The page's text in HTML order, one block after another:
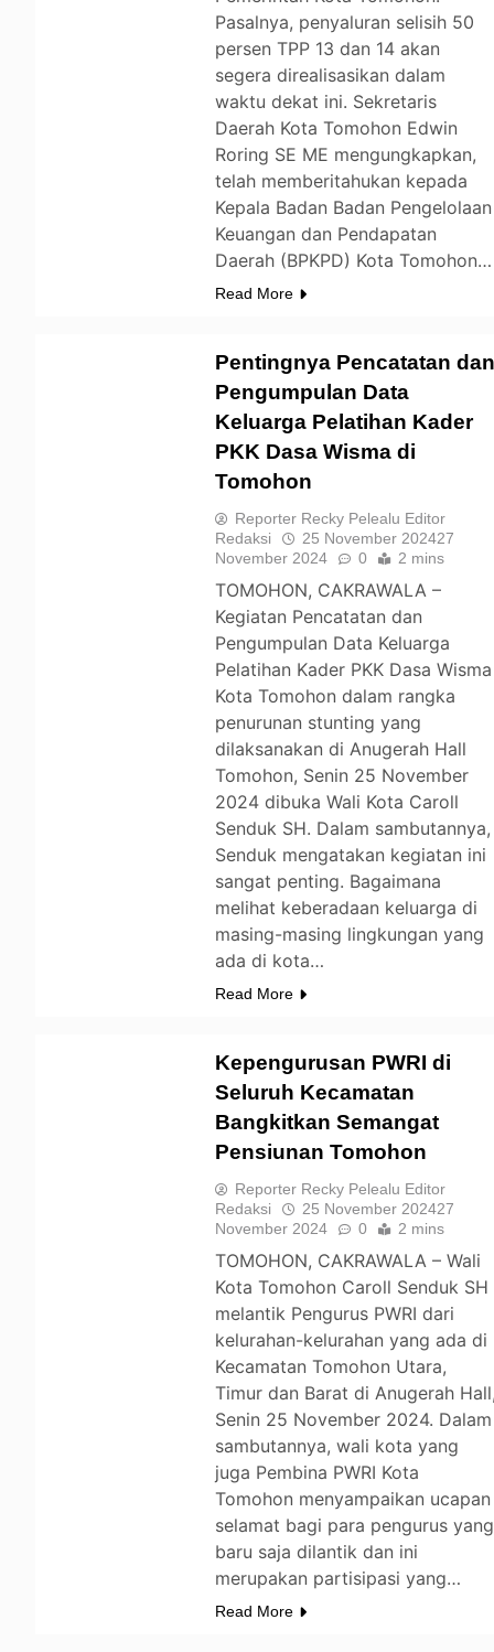
Pasalnya, penyaluran selisih 50
persen TPP 13 dan 14 akan
segera direalisasikan dalam
waktu dekat ini. Sekretaris
Daerah Kota Tomohon Edwin
Roring SE ME mengungkapkan,
telah memberitahukan kepada
Kepala Badan Badan Pengelolaan
Keuangan dan Pendapatan
Daerah (BPKPD) Kota Tomohon…
Read More
Pentingnya Pencatatan
Pengumpulan Data
Keluarga Pelatihan Kader
PKK Dasa Wisma di
Tomohon
Reporter Recky Pelealu Editor
Redaksi
25 November 202427
November 2024
0 2 mins
TOMOHON, CAKRAWALA –
Kegiatan Pencatatan dan
Pengumpulan Data Keluarga
Pelatihan Kader PKK Dasa Wisma
Kota Tomohon dalam rangka
penurunan stunting yang
dilaksanakan di Anugerah Hall
Tomohon, Senin 25 November
2024 dibuka Wali Kota Caroll
Senduk SH. Dalam sambutannya,
Senduk mengatakan kegiatan ini
sangat penting. Bagaimana
melihat keberadaan keluarga di
masing-masing lingkungan yang
ada di kota…
Read More
Kepengurusan PWRI di
Seluruh Kecamatan
Bangkitkan Semangat
Pensiunan Tomohon
Reporter Recky Pelealu Editor
Redaksi
25 November 202427
November 2024
0 2 mins
TOMOHON, CAKRAWALA – Wali
Kota Tomohon Caroll Senduk SH
melantik Pengurus PWRI dari
kelurahan-kelurahan yang ada di
Kecamatan Tomohon Utara,
Timur dan Barat di Anugerah
Senin 25 November 2024. Dalam
sambutannya, wali kota yang
juga Pembina PWRI Kota
Tomohon menyampaikan ucapan
selamat bagi para pengurus yang
baru saja dilantik dan ini
merupakan partisipasi yang…
Read More